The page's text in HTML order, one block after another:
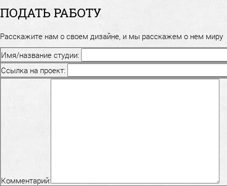
ПОДАТЬ РАБОТУ
Расскажите нам о своем дизайне, и мы расскажем о нем миру
Имя/название студии:
Ссылка на проект:
Комментарий: